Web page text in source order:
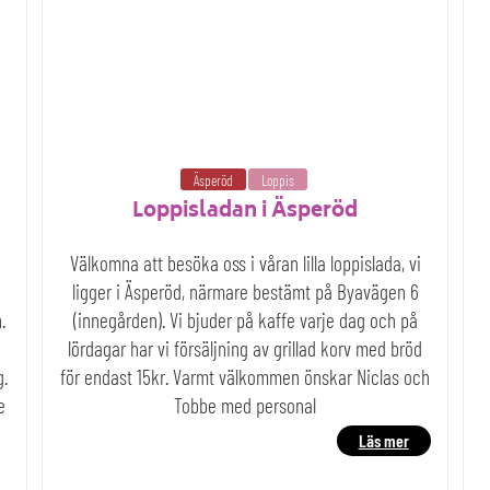
Äsperöd Loppis
Loppisladan i Äsperöd
Välkomna att besöka oss i våran lilla loppislada, vi
ligger i Äsperöd, närmare bestämt på Byavägen 6
(innegården). Vi bjuder på kaffe varje dag och på
lördagar har vi försäljning av grillad korv med bröd
för endast 15kr. Varmt välkommen önskar Niclas och
Tobbe med personal
Läs mer